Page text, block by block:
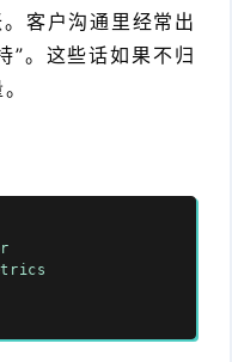
客户沟通里经常出
”。这些话如果不归